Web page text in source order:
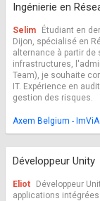
Ingénierie en
Selim
Étudiant en
Dijon, spécialisé en
alternance à partir de
infrastructures,
Team), je souhaite
IT. Expérience en
gestion des risques.
Axem Belgium - ImViA
Développeur Unity
Eliot
Développeur
applications